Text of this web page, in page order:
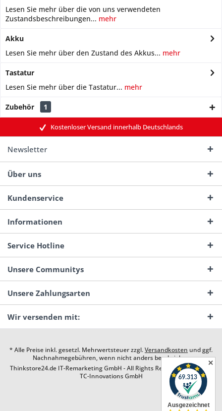
Lesen Sie mehr über die von uns verwendeten
Zustandsbeschreibungen... mehr
Akku
Lesen Sie mehr über den Zustand des Akkus... mehr
Tastatur
Lesen Sie mehr über die Tastatur... mehr
Zubehör 1
Kostenloser Versand innerhalb Deutschlands
Newsletter
Über uns
Kundenservice
Informationen
Service Hotline
Unsere Communitys
Unsere Zahlungsarten
Wir versenden mit:
* Alle Preise inkl. gesetzl. Mehrwertsteuer zzgl.Versandkosten und ggf.
Nachnahmegebühren, wenn nicht anders beschrieben
Thinkstore24.de IT-Remarketing GmbH - All Rights Reserved. Design by
TC-Innovations GmbH
✕